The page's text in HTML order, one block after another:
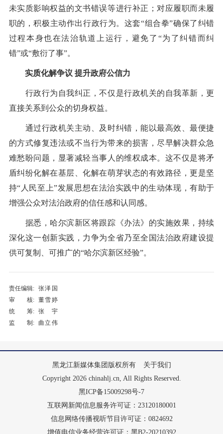
未实质影响权益的文书错误等进行补正；对应履职而未履
职的，积极主动作出行政行为。这套“组合拳”确保了纠错
过程本身也在法治轨道上运行，避免了“为了纠错而纠
错”或“敷衍了事”。
实质化解争议 提升政府公信力
行政行为自我纠正，不仅是行政机关的自我革新，更
直接关系到公众的切身权益。
通过行政机关主动、及时纠错，能以最高效、最便捷
的方式修复违法或不当行为带来的损害，尽早解决群众急
难愁盼问题，显著减轻当事人的维权成本。这不仅是将矛
盾纠纷化解在基层、化解在萌芽状态的有效路径，更是坚
持“人民至上”发展思想在法治实践中的生动体现，有助于
增强公众对法治政府的信任感和认同感。
据悉，哈尔滨新区将跟踪《办法》的实施效果，持续
深化这一创新实践，力争为全省乃至全国法治政府建设提
供可复制、可推广的“哈尔滨新区经验”。
责任编辑: 张泽国
审 核: 董雪婷
统 筹: 张宇
监 制: 曲立伟
黑龙江新媒体集团版权所有
关于我们
Copyright 2026 chinahlj.cn, All Rights Reserved.
黑ICP备15009298号-7
互联网新闻信息服务许可证：23120180001
信息网络传播视听节目许可证：0824692
增值电信业务经营许可证：黑B2-20210392